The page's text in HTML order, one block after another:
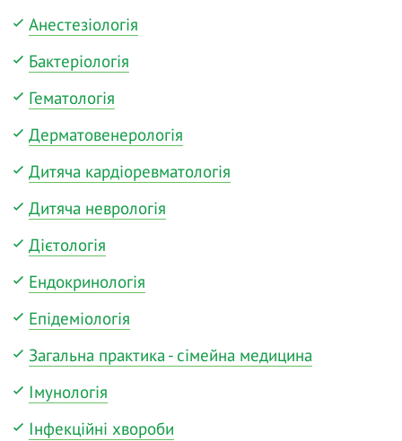
Анестезіологія
Бактеріологія
Гематологія
Дерматовенерологія
Дитяча кардіоревматологія
Дитяча неврологія
Дієтологія
Ендокринологія
Епідеміологія
Загальна практика - сімейна медицина
Імунологія
Інфекційні хвороби